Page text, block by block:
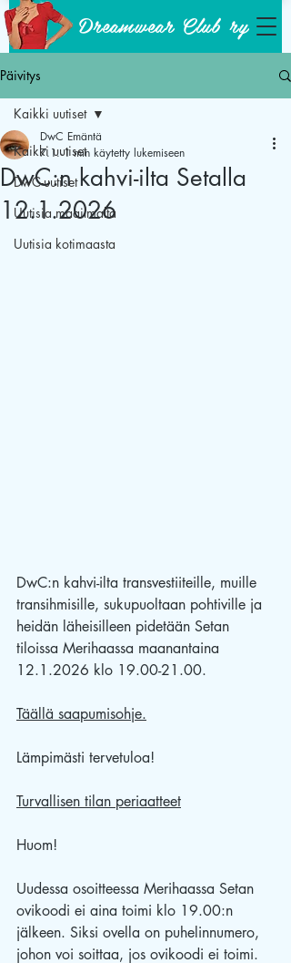
Dreamwear Club ry
Päivitys
Kaikki uutiset
DwC-uutiset
Uutisia maailmalta
Uutisia kotimaasta
Kaikki uutiset
DwC:n kahvi-ilta Setalla
12.1.2026
DwC Emäntä
7.1. 1 min käytetty lukemiseen
DwC:n kahvi-ilta transvestiiteille, muille
transihmisille, sukupuoltaan pohtiville ja
heidän läheisilleen pidetään Setan
tiloissa Merihaassa maanantaina
12.1.2026 klo 19.00-21.00.
Täällä saapumisohje.
Lämpimästi tervetuloa!
Turvallisen tilan periaatteet
Huom!
Uudessa osoitteessa Merihaassa Setan
ovikoodi ei aina toimi klo 19.00:n
jälkeen. Siksi ovella on puhelinnumero,
johon voi soittaa, jos ovikoodi ei toimi.